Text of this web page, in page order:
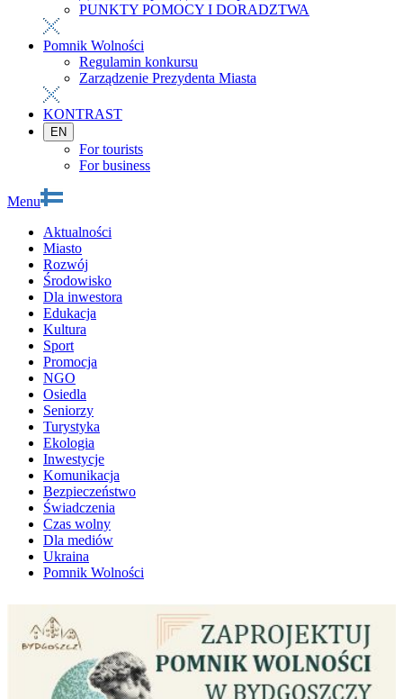
PUNKTY POMOCY I DORADZTWA
Pomnik Wolności
Regulamin konkursu
Zarządzenie Prezydenta Miasta
KONTRAST
EN
For tourists
For business
Menu
Aktualności
Miasto
Rozwój
Środowisko
Dla inwestora
Edukacja
Kultura
Sport
Promocja
NGO
Osiedla
Seniorzy
Turystyka
Ekologia
Inwestycje
Komunikacja
Bezpieczeństwo
Świadczenia
Czas wolny
Dla mediów
Ukraina
Pomnik Wolności